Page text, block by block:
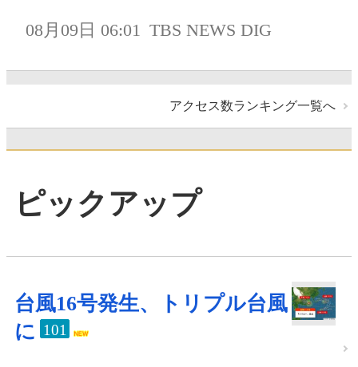
08月09日 06:01 TBS NEWS DIG
アクセス数ランキング一覧へ
ピックアップ
台風16号発生、トリプル台風
に 101